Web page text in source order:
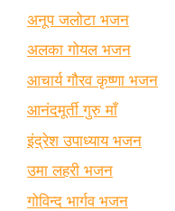
अनूप जलोटा भजन
अलका गोयल भजन
आचार्य गौरव कृष्णा भजन
आनंदमूर्ती गुरु माँ
इंद्रेश उपाध्याय भजन
उमा लहरी भजन
गोविन्द भार्गव भजन